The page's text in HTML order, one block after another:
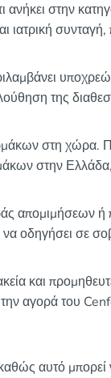
στην
ιατρική
της
στη χώρα.
στην
απομιμήσεων ή
οδηγήσει σε
και
την αγορά του
αυτό μπορεί